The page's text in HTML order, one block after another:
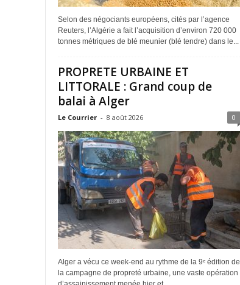
Selon des négociants européens, cités par l’agence
Reuters, l’Algérie a fait l’acquisition d’environ 720 000
tonnes métriques de blé meunier (blé tendre) dans le...
PROPRETE URBAINE ET
LITTORALE : Grand coup de
balai à Alger
Le Courrier - 8 août 2026 0
Alger a vécu ce week-end au rythme de la 9ᵉ édition de
la campagne de propreté urbaine, une vaste opération